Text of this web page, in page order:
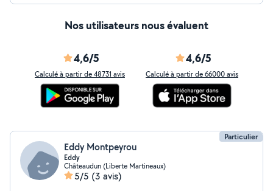
Nos utilisateurs nous évaluent
4,6/5
Calculé à partir de 48731 avis
4,6/5
Calculé à partir de 66000 avis
Particulier
Eddy Montpeyrou
Eddy
Châteaudun (Liberte Martineaux)
5/5 (3 avis)